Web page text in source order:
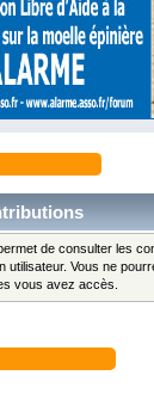
de consulter les
utilisateur. Vous ne
vous avez accès.